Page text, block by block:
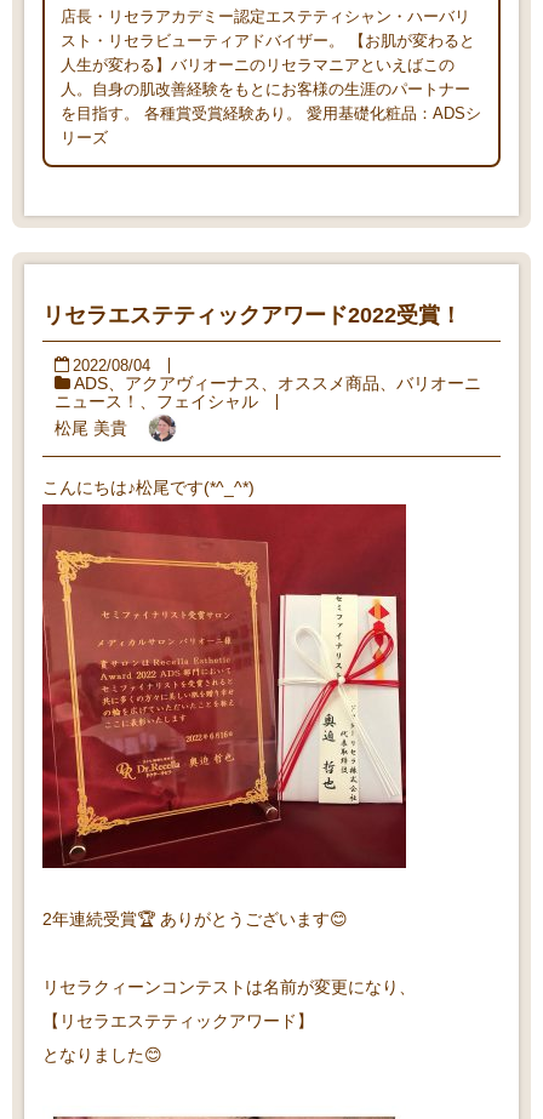
店長・リセラアカデミー認定エステティシャン・ハーバリ
スト・リセラビューティアドバイザー。 【お肌が変わると
人生が変わる】バリオーニのリセラマニアといえばこの
人。自身の肌改善経験をもとにお客様の生涯のパートナー
を目指す。 各種賞受賞経験あり。 愛用基礎化粧品：ADSシ
リーズ
リセラエステティックアワード2022受賞！
2022/08/04
ADS アクアヴィーナス オススメ商品
バリオーニ
ニュース！ 、 フェイシャル
松尾 美貴
こんにちは♪松尾です(*^_^*)
2年連続受賞🏆 ありがとうございます😊
リセラクィーンコンテストは名前が変更になり、
【リセラエステティックアワード】
となりました😊